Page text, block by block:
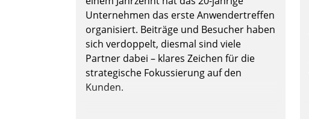
Unternehmen das erste Anwendertreffen
organisiert. Beiträge und Besucher haben
sich verdoppelt, diesmal sind viele
Partner dabei – klares Zeichen für die
strategische Fokussierung auf den
Kunden.